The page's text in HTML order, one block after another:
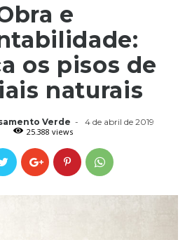
e
os pisos de
naturais
Verde -
4 de abril de 2019
25.388 views